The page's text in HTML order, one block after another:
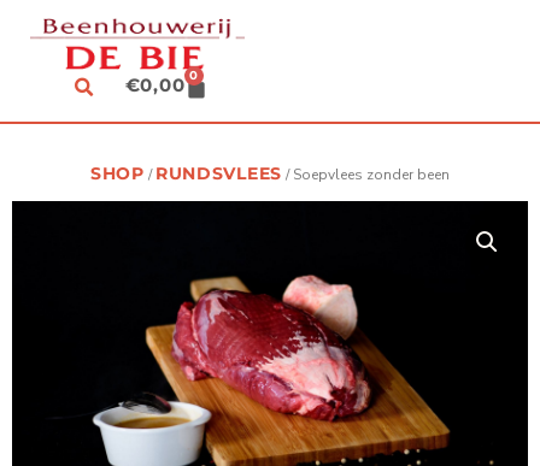
NAAR
INHOUD
€0,00 0
CART
SHOP /RUNDSVLEES / Soepvlees zonder been